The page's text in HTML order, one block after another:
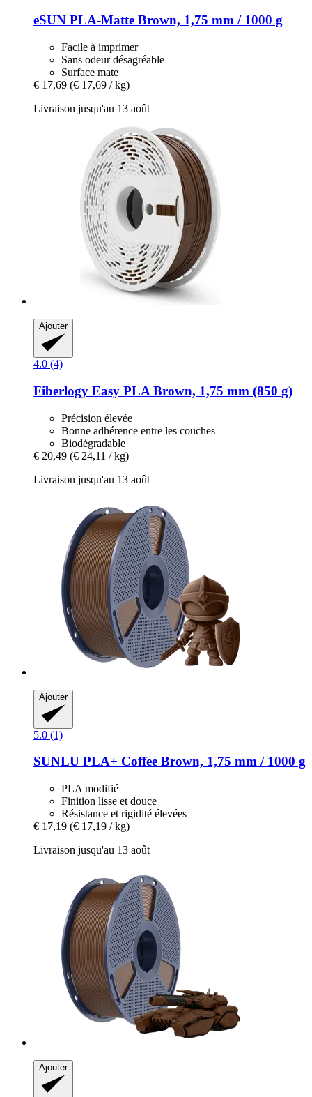
eSUN PLA-​Matte Brown, 1,75 mm / 1000 g
Facile à imprimer
Sans odeur désagréable
Surface mate
€ 17,69 (€ 17,69 / kg)
Livraison jusqu'au 13 août
Ajouter
4.0 (4)
Fiberlogy Easy PLA Brown, 1,75 mm (850 g)
Précision élevée
Bonne adhérence entre les couches
Biodégradable
€ 20,49 (€ 24,11 / kg)
Livraison jusqu'au 13 août
Ajouter
5.0 (1)
SUNLU PLA+ Coffee Brown, 1,75 mm / 1000 g
PLA modifié
Finition lisse et douce
Résistance et rigidité élevées
€ 17,19 (€ 17,19 / kg)
Livraison jusqu'au 13 août
Ajouter